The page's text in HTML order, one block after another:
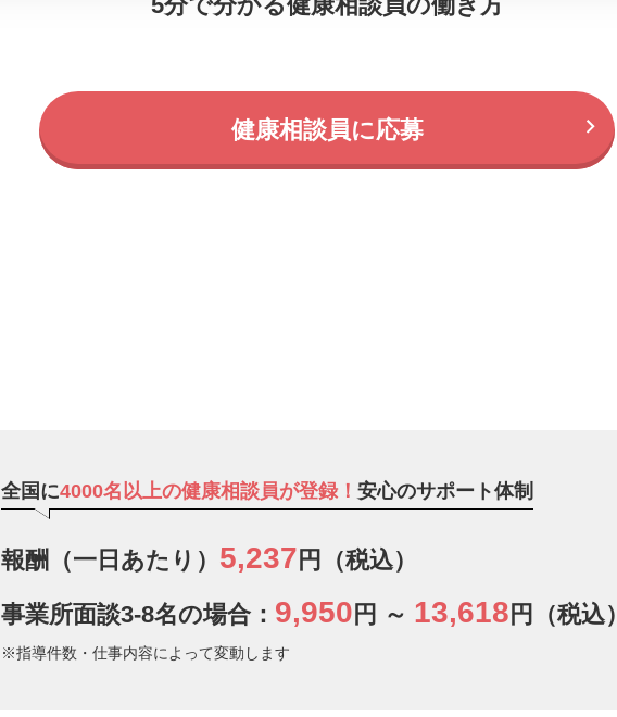
健康相談員に応募
全国に4000名以上の健康相談員が登録！ 安心のサポート体制
報酬（一日あたり） 5,237 円（税込）
事業所面談3-8名の場合： 9,950 円 ～ 13,618 円（税込）
※指導件数・仕事内容によって変動します